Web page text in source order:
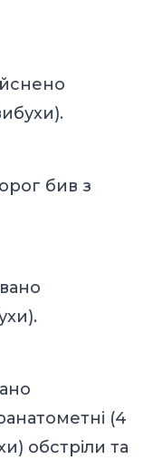
бив з
(4
обстріли та